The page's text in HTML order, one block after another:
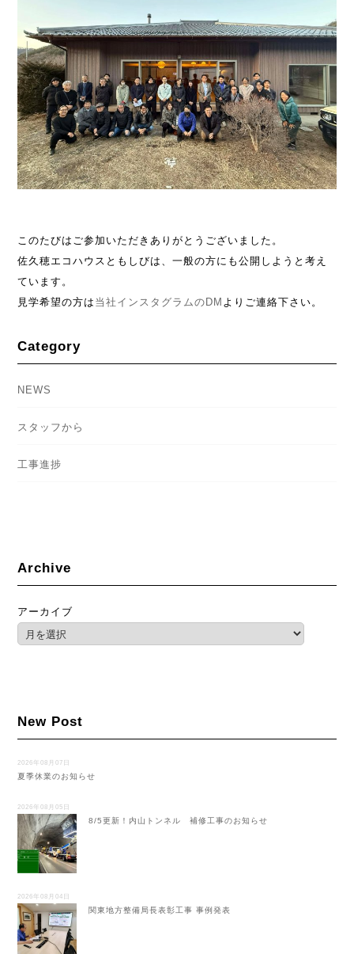
このたびはご参加いただきありがとうございました。
佐久穂エコハウスともしびは、一般の方にも公開しようと考え
ています。
見学希望の方は 当社インスタグラムのDM よりご連絡下さい。
Category
NEWS
スタッフから
工事進捗
Archive
アーカイブ
New Post
2026年08月07日
夏季休業のお知らせ
2026年08月05日
8/5更新！内山トンネル 補修工事のお知らせ
2026年08月04日
関東地方整備局長表彰工事 事例発表